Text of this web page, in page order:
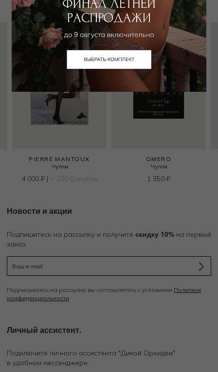
PIERRE MANTOUX
Чулки
4 000 ₽| + 200 бонусов
OMERO
Чулки
1 350 ₽
Новости и акции
Подпишитесь на рассылку и получите скидку 10% на первый
заказ
Подписываясь на рассылку вы соглашаетесь с условиями Политики
конфиденциальности
Личный ассистент.
Подключите личного ассистента "Дикой Орхидеи"
в удобном мессенджере